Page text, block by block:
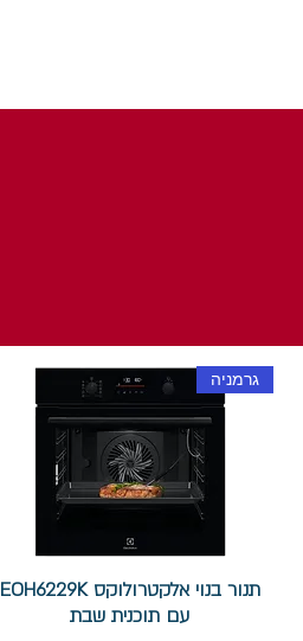
גרמניה
תנור בנוי אלקטרולוקס EOH6229K
עם תוכנית שבת